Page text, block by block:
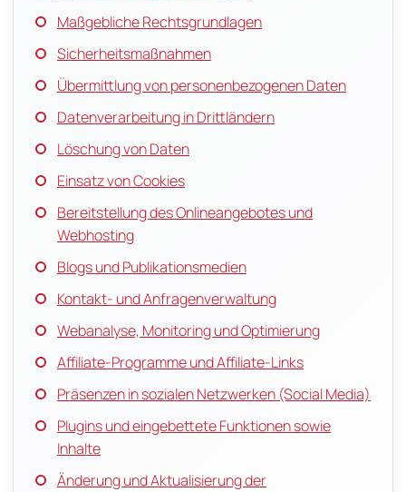
Maßgebliche Rechtsgrundlagen
Sicherheitsmaßnahmen
Übermittlung von personenbezogenen Daten
Datenverarbeitung in Drittländern
Löschung von Daten
Einsatz von Cookies
Bereitstellung des Onlineangebotes und
Webhosting
Blogs und Publikationsmedien
Kontakt- und Anfragenverwaltung
Webanalyse, Monitoring und Optimierung
Affiliate-Programme und Affiliate-Links
Präsenzen in sozialen Netzwerken (Social Media)
Plugins und eingebettete Funktionen sowie
Inhalte
Änderung und Aktualisierung der